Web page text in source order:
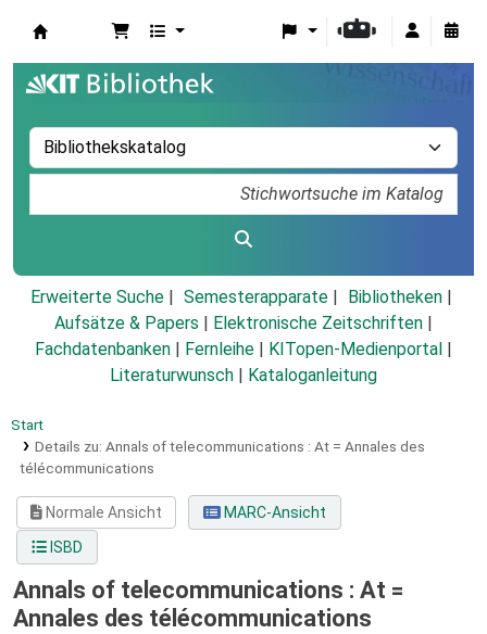
Erweiterte Suche Semesterapparate
Bibliotheken
Aufsätze & Papers
Elektronische Zeitschriften
Fachdatenbanken
Fernleihe KITopen-Medienportal
Literaturwunsch
Kataloganleitung
Start
Details zu: Annals of telecommunications : At = Annales des
télécommunications
Normale Ansicht
MARC-Ansicht
ISBD
Annals of telecommunications : At =
Annales des télécommunications